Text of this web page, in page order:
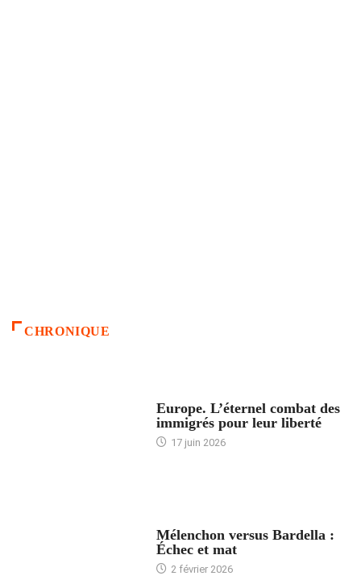
CHRONIQUE
Europe. L’éternel combat des
immigrés pour leur liberté
17 juin 2026
Mélenchon versus Bardella :
Échec et mat
2 février 2026